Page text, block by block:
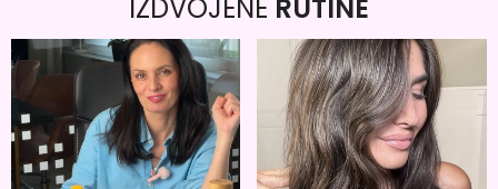
IZDVOJENE RUTINE